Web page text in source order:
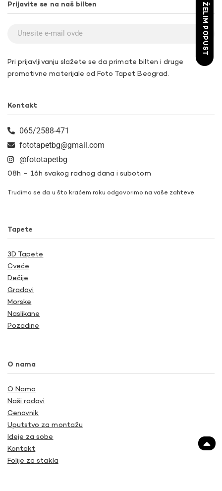
Prijavite se na naš bilten
Pri prijavljivanju slažete se da primate bilten i druge
promotivne materijale od Foto Tapet Beograd.
Kontakt
065/2588-471
fototapetbg@gmail.com
@fototapetbg
08h – 16h svakog radnog dana i subotom
Trudimo se da u što kraćem roku odgovorimo na vaše zahteve.
Tapete
3D Tapete
Cveće
Dečije
Gradovi
Morske
Naslikane
Pozadine
O nama
O Nama
Naši radovi
Cenovnik
Uputstvo za montažu
Ideje za sobe
Kontakt
Folije za stakla
ŽELIM POPUST